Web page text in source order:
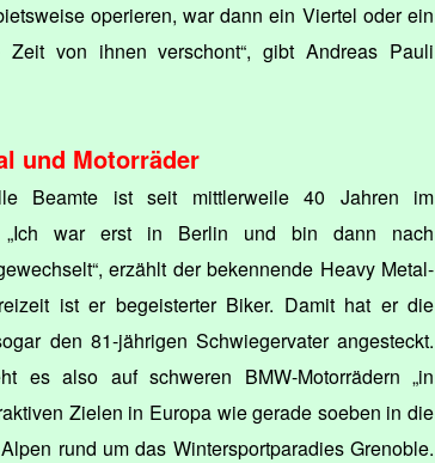
operieren, war dann ein Viertel oder ein
von ihnen verschont“, gibt Andreas Pauli
und Motorräder
Beamte ist seit mittlerweile 40 Jahren im
„Ich war erst in Berlin und bin dann nach
erzählt der bekennende Heavy Metal-
ist er begeisterter Biker. Damit hat er die
den 81-jährigen Schwiegervater angesteckt.
es also auf schweren BMW-Motorrädern „in
Zielen in Europa wie gerade soeben in die
rund um das Wintersportparadies Grenoble.